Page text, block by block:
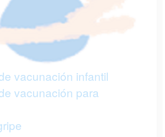
vacunación infantil
vacunación para